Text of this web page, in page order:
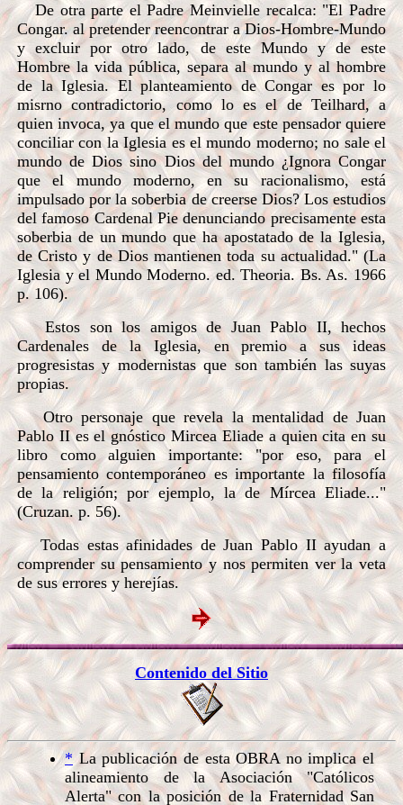
De otra parte el Padre Meinvielle recalca: "El Padre
Congar. al pretender reencontrar a Dios-Hombre-Mundo
y excluir por otro lado, de este Mundo y de este
Hombre la vida pública, separa al mundo y al hombre
de la Iglesia. El planteamiento de Congar es por lo
misrno contradictorio, como lo es el de Teilhard, a
quien invoca, ya que el mundo que este pensador quiere
conciliar con la Iglesia es el mundo moderno; no sale el
mundo de Dios sino Dios del mundo ¿Ignora Congar
que el mundo moderno, en su racionalismo, está
impulsado por la soberbia de creerse Dios? Los estudios
del famoso Cardenal Pie denunciando precisamente esta
soberbia de un mundo que ha apostatado de la Iglesia,
de Cristo y de Dios mantienen toda su actualidad." (La
Iglesia y el Mundo Moderno. ed. Theoria. Bs. As. 1966
p. 106).
Estos son los amigos de Juan Pablo II, hechos
Cardenales de la Iglesia, en premio a sus ideas
progresistas y modernistas que son también las suyas
propias.
Otro personaje que revela la mentalidad de Juan
Pablo II es el gnóstico Mircea Eliade a quien cita en su
libro como alguien importante: "por eso, para el
pensamiento contemporáneo es importante la filosofía
de la religión; por ejemplo, la de Mírcea Eliade..."
(Cruzan. p. 56).
Todas estas afinidades de Juan Pablo II ayudan a
comprender su pensamiento y nos permiten ver la veta
de sus errores y herejías.
Contenido del Sitio
*La publicación de esta OBRA no implica el
alineamiento de la Asociación "Católicos
Alerta" con la posición de la Fraternidad San